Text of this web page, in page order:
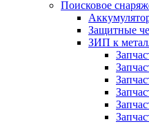
Поисковое
Защитные
ЗИП к